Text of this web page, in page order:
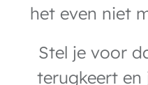
het even niet
Stel je voor
terugkeert en